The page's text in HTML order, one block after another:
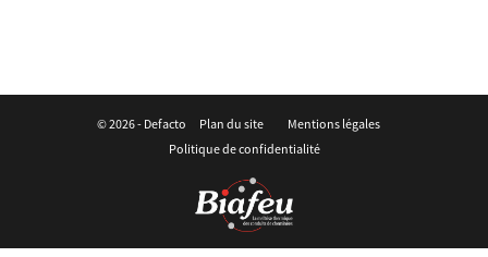
© 2026 - Defacto Plan du site
Mentions légales
Politique de confidentialité